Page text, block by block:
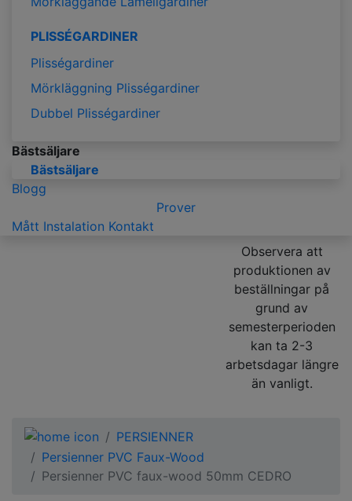
PLISSÉGARDINER
Plisségardiner
Mörkläggning Plisségardiner
Dubbel Plisségardiner
Bästsäljare
Bästsäljare
Blogg
Prover
Mått Instalation Kontakt
Observera att
produktionen av
beställningar på
grund av
semesterperioden
kan ta 2-3
arbetsdagar längre
än vanligt.
PERSIENNER
Persienner PVC Faux-Wood
Persienner PVC faux-wood 50mm CEDRO